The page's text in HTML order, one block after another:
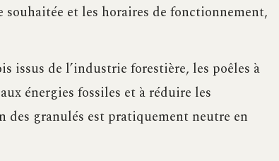
et les horaires de fonctionnement,
issus de l’industrie forestière, les poêles à
énergies fossiles et à réduire les
des granulés est pratiquement neutre en